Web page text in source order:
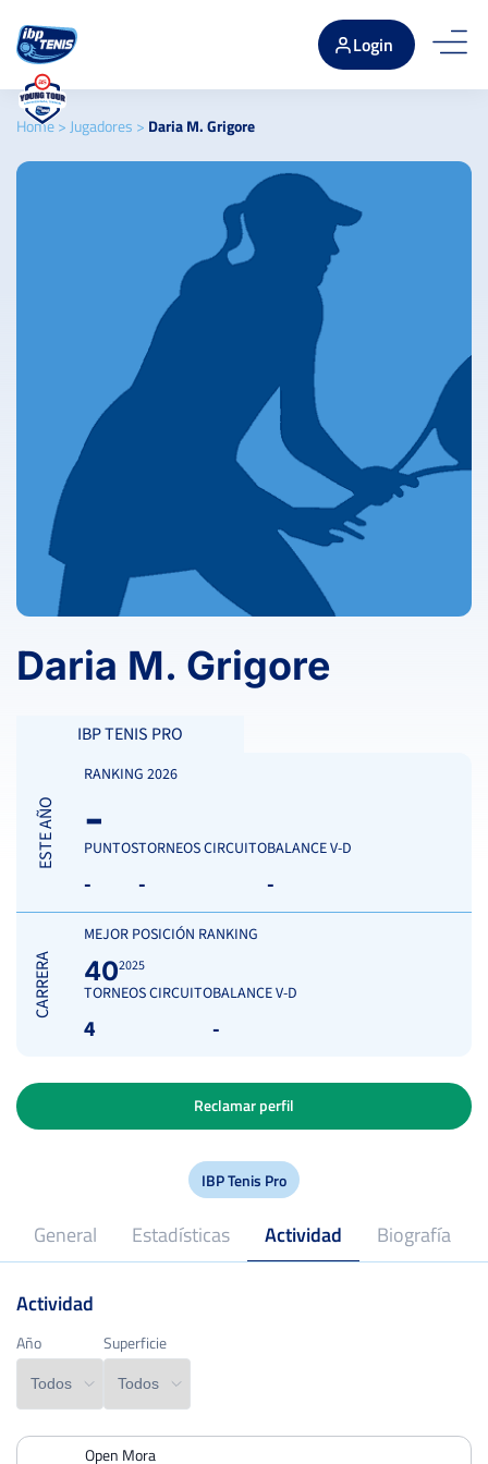
Login
Home> Jugadores > Daria M. Grigore
Daria M. Grigore
IBP TENIS PRO
ESTE AÑO
RANKING 2026
-
PUNTOS
-
TORNEOS CIRCUITO
-
BALANCE V-D
-
CARRERA
MEJOR POSICIÓN RANKING
402025
TORNEOS CIRCUITO
4
BALANCE V-D
-
IBP Tenis Pro
General Estadísticas Actividad Biografía
Reclamar perfil
Profesional desde
Año Superficie
PERDIDOS
Actividad
Año Superficie
Open Mora